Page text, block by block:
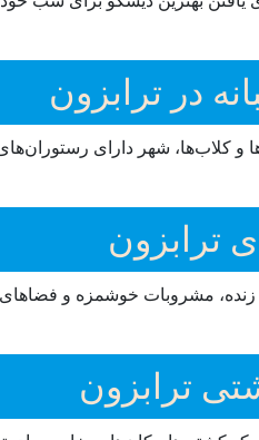
در ترابزون
کلاب‌ها، شهر دارای
ترابزون
مشروبات خوشمزه و
ترابزون